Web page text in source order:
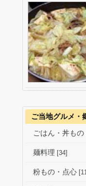
ご当地グルメ・
ごはん・丼もの
麺料理 [34]
粉もの・点心